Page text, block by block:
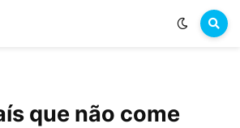
que não come